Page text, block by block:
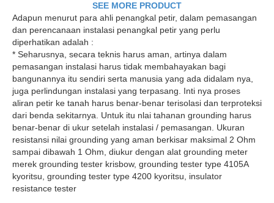
SEE MORE PRODUCT
Adapun menurut para ahli penangkal petir, dalam pemasangan
dan perencanaan instalasi penangkal petir yang perlu
diperhatikan adalah :
* Seharusnya, secara teknis harus aman, artinya dalam
pemasangan instalasi harus tidak membahayakan bagi
bangunannya itu sendiri serta manusia yang ada didalam nya,
juga perlindungan instalasi yang terpasang. Inti nya proses
aliran petir ke tanah harus benar-benar terisolasi dan terproteksi
dari benda sekitarnya. Untuk itu nlai tahanan grounding harus
benar-benar di ukur setelah instalasi / pemasangan. Ukuran
resistansi nilai grounding yang aman berkisar maksimal 2 Ohm
sampai dibawah 1 Ohm, diukur dengan alat grounding meter
merek grounding tester krisbow, grounding tester type 4105A
kyoritsu, grounding tester type 4200 kyoritsu, insulator
resistance tester